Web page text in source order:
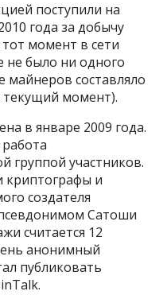
поступили на
года за добычу
момент в сети
было ни одного
майнеров составляло
текущий момент).
в январе 2009 года.
группой участников.
криптографы и
создателя
Сатоши
считается 12
анонимный
публиковать